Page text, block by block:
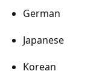
German
Japanese
Korean